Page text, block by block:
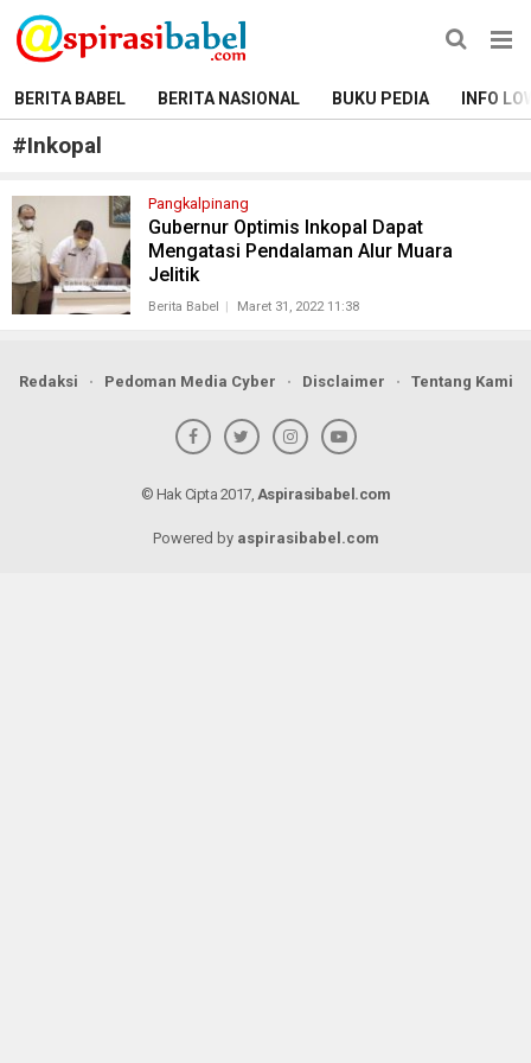
BERITA BABEL BERITA NASIONAL BUKU PEDIA INFO
#Inkopal
Pangkalpinang
Gubernur Optimis Inkopal Dapat
Mengatasi Pendalaman Alur Muara
Jelitik
Berita Babel Maret 31, 2022 11:38
Redaksi Pedoman Media Cyber Disclaimer Tentang Kami
© Hak Cipta 2017, Aspirasibabel.com
Powered by aspirasibabel.com